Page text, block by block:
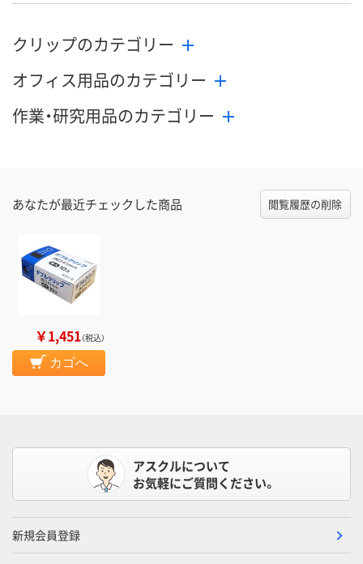
クリップのカテゴリー
オフィス用品のカテゴリー
作業・研究用品のカテゴリー
あなたが最近チェックした商品 閲覧履歴の削除
￥1,451（税込）
カゴへ
アスクルについて
お気軽にご質問ください。
新規会員登録